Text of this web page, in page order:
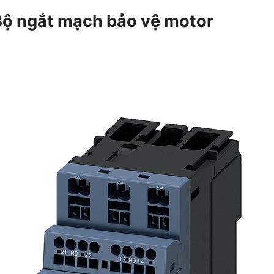
ngắt mạch bảo vệ motor